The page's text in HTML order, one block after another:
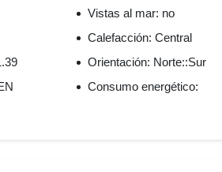
Vistas al mar: no
Calefacción: Central
Orientación: Norte::Sur
Consumo energético: